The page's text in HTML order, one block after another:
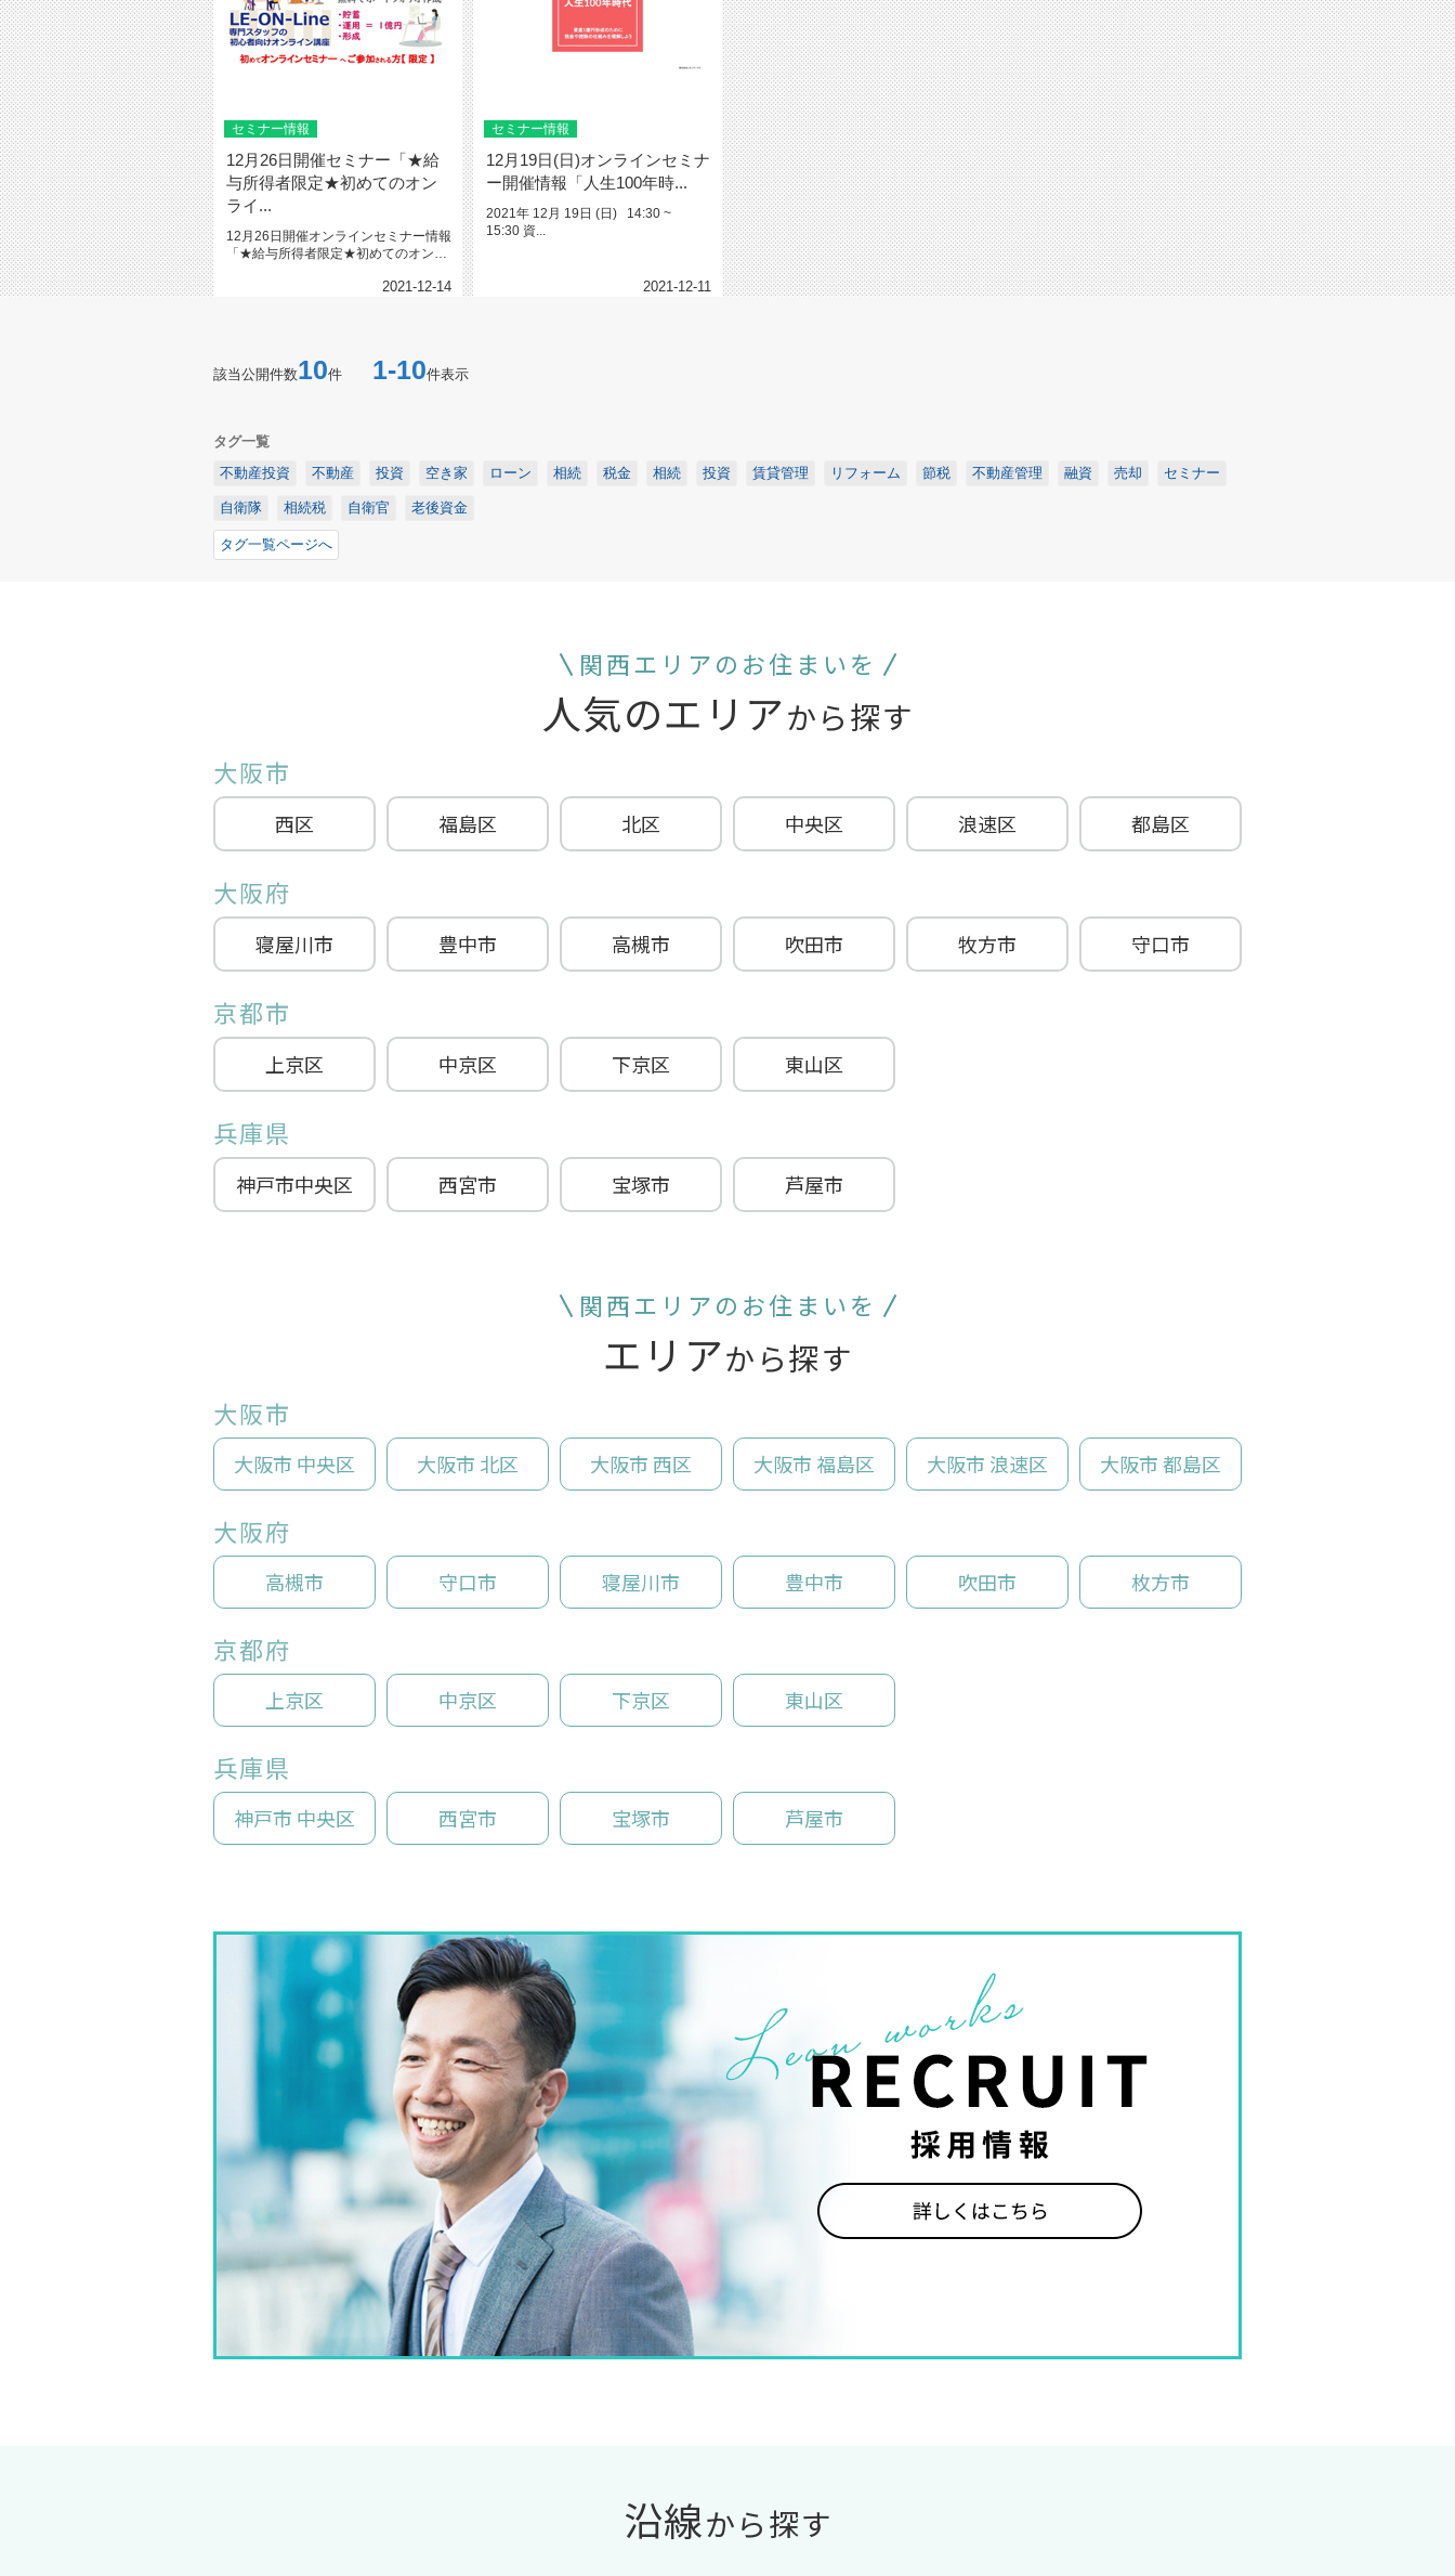
セミナー情報
12月26日開催セミナー「★給
与所得者限定★初めてのオン
ライ...
12月26日開催オンラインセミナー情報
「★給与所得者限定★初めてのオンラ
2021-12-14
セミナー情報
12月19日(日)オンラインセミナ
ー開催情報「人生100年時...
2021年 12月 19日 (日) 14:30 ~
15:30 資...
2021-12-11
該当公開件数10件 1-10件表示
タグ一覧
不動産投資
不動産 投資 空き家 ローン 相続 税金 相続 投資 賃貸管理 リフォーム 節税 不動産管理 融資 売却 セミナー
自衛隊 相続税 自衛官 老後資金
タグ一覧ページへ
関西エリアのお住まいを
人気のエリアから探す
大阪市
西区 福島区 北区 中央区 浪速区 都島区
大阪府
寝屋川市 豊中市 高槻市 吹田市 牧方市 守口市
京都市
上京区 中京区 下京区 東山区
兵庫県
神戸市中央区 西宮市 宝塚市 芦屋市
関西エリアのお住まいを
エリアから探す
大阪市
大阪市 中央区 大阪市 北区 大阪市 西区 大阪市 福島区 大阪市 浪速区 大阪市 都島区
大阪府
高槻市 守口市 寝屋川市 豊中市 吹田市 枚方市
京都府
上京区 中京区 下京区 東山区
兵庫県
神戸市 中央区 西宮市 宝塚市 芦屋市
沿線から探す